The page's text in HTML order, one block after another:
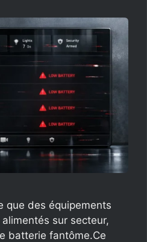
que des équipements
sur secteur,
batterie fantôme.Ce